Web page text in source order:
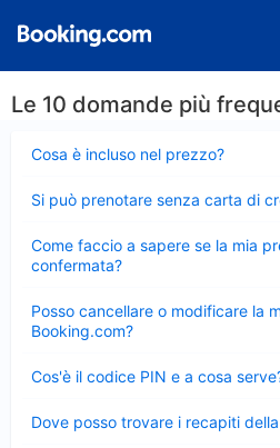
Le 10 domande più
Cosa è incluso nel prezzo?
chiuso
Si può prenotare senza carta di
chiuso
Come faccio a sapere se la mia
confermata?
chiuso
Posso cancellare o modificare la
Booking.com?
chiuso
Cos'è il codice PIN e a cosa
chiuso
Dove posso trovare i recapiti
chiuso